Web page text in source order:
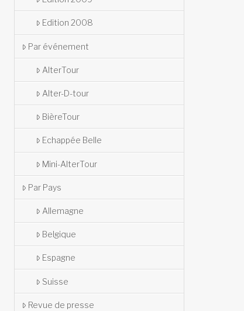
Edition 2008
Par événement
AlterTour
Alter-D-tour
BièreTour
Echappée Belle
Mini-AlterTour
Par Pays
Allemagne
Belgique
Espagne
Suisse
Revue de presse